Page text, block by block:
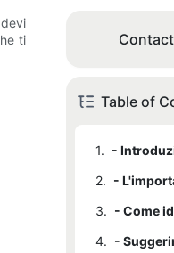
ti
Table of
1. -
2.
3.
4.